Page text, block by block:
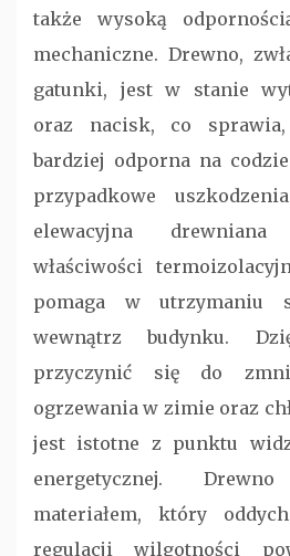
także wysoką
mechaniczne. Drewno,
gatunki, jest w stanie
oraz nacisk, co
bardziej odporna na
przypadkowe
elewacyjna
właściwości
pomaga w utrzymaniu
wewnątrz budynku.
przyczynić się do
ogrzewania w zimie oraz
jest istotne z punktu
energetycznej.
materiałem, który
regulacji wilgotności